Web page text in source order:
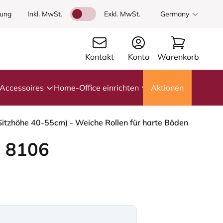
Inkl. MwSt. Exkl. MwSt. Germany
Kontakt Konto Warenkorb
Accessoires Home-Office einrichten Aktionen
40-55cm) - Weiche Rollen für harte Böden
8106